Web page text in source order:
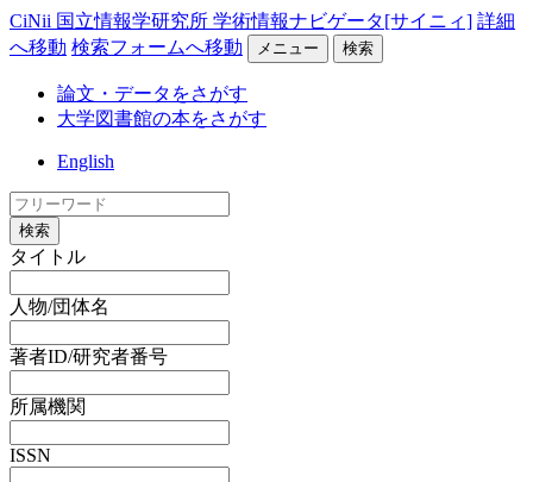
CiNii 国立情報学研究所 学術情報ナビゲータ[サイニィ] 詳細
へ移動 検索フォームへ移動 メニュー 検索
論文・データをさがす
大学図書館の本をさがす
English
検索
タイトル
人物/団体名
著者ID/研究者番号
所属機関
ISSN